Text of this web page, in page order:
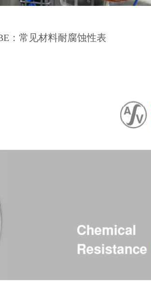
：常见材料耐腐蚀性表